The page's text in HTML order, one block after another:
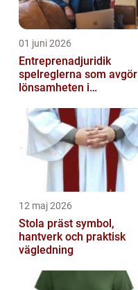
01 juni 2026
Entreprenadjuridik
spelreglerna som avgör
lönsamheten i
12 maj 2026
Stola präst symbol,
hantverk och praktisk
vägledning